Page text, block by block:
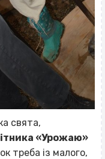
свята,
«Урожаю»
треба із малого,